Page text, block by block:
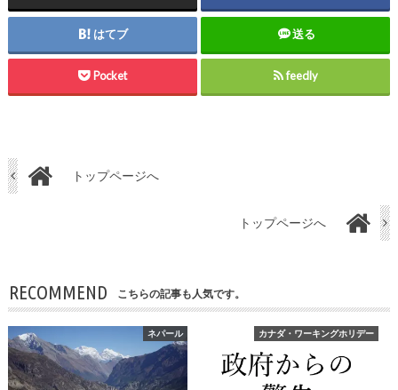
はてブ 送る
Pocket feedly
トップページへ
トップページへ
RECOMMEND こちらの記事も人気です。
ネパール カナダ・ワーキングホリデー